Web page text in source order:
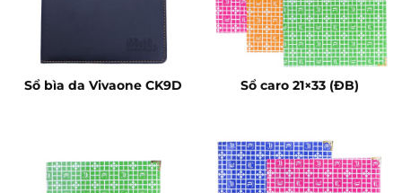
Sổ bìa da Vivaone CK9D Sổ caro 21×33 (ĐB)